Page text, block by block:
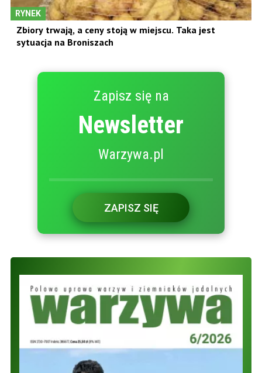
RYNEK
Zbiory trwają, a ceny stoją w miejscu. Taka jest
sytuacja na Broniszach
Zapisz się na
Newsletter
Warzywa.pl
ZAPISZ SIĘ